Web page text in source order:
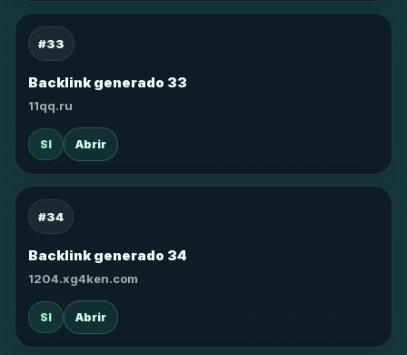
#33
Backlink generado 33
11qq.ru
SI Abrir
#34
Backlink generado 34
1204.xg4ken.com
SI Abrir